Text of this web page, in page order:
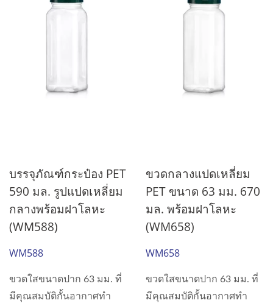
บรรจุภัณฑ์กระป๋อง PET
590 มล. รูปแปดเหลี่ยม
กลางพร้อมฝาโลหะ
(WM588)
WM588
ขวดใสขนาดปาก 63 มม. ที่
มีคุณสมบัติกั้นอากาศทำ
ขวดกลางแปดเหลี่ยม
PET ขนาด 63 มม. 670
มล. พร้อมฝาโลหะ
(WM658)
WM658
ขวดใสขนาดปาก 63 มม. ที่
มีคุณสมบัติกั้นอากาศทำ